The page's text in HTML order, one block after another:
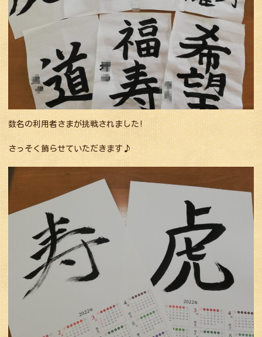
数名の利用者さまが挑戦されました!
さっそく飾らせていただきます♪